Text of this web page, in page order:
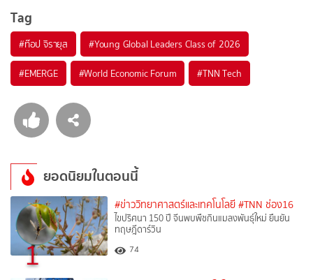
Tag
#ท๊อป จิรายุส #Young Global Leaders Class of 2026
#EMERGE #World Economic Forum #TNN Tech
ยอดนิยมในตอนนี้
1
#ข่าววิทยาศาสตร์และเทคโนโลยี #TNN ช่อง16
ไขปริศนา 150 ปี จีนพบพืชกินแมลงพันธุ์ใหม่ ยืนยัน
ทฤษฎีดาร์วิน
74